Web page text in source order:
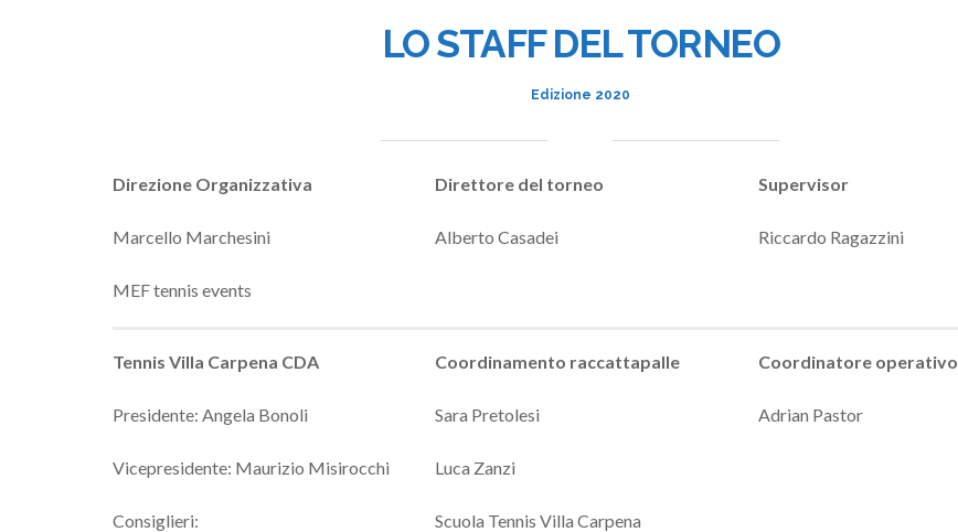
LO STAFF DEL TORNEO
Edizione 2020
Direzione Organizzativa
Marcello Marchesini
MEF tennis events
Direttore del torneo
Alberto Casadei
Supervisor
Riccardo Ragazzini
Tennis Villa Carpena CDA
Presidente: Angela Bonoli
Vicepresidente: Maurizio Misirocchi
Consiglieri:
Coordinamento raccattapalle
Sara Pretolesi
Luca Zanzi
Scuola Tennis Villa Carpena
Coordinatore operativo
Adrian Pastor